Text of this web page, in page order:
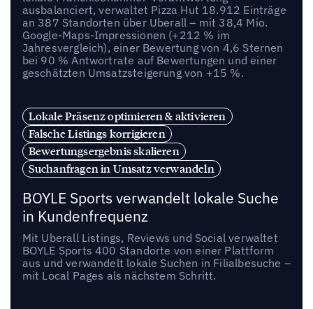
ausbalanciert, verwaltet Pizza Hut 18.912 Einträge
an 387 Standorten über Uberall – mit 38,4 Mio.
Google-Maps-Impressionen (+212 % im
Jahresvergleich), einer Bewertung von 4,6 Sternen
bei 90 % Antwortrate auf Bewertungen und einer
geschätzten Umsatzsteigerung von +15 %.
Lokale Präsenz optimieren & aktivieren
Falsche Listings korrigieren
Bewertungsergebnis skalieren
Suchanfragen in Umsatz verwandeln
BOYLE Sports verwandelt lokale Suche
in Kundenfrequenz
Mit Uberall Listings, Reviews und Social verwaltet
BOYLE Sports 400 Standorte von einer Plattform
aus und verwandelt lokale Suchen in Filialbesuche –
mit Local Pages als nächstem Schritt.